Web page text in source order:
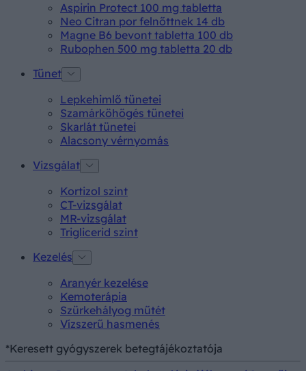
Aspirin Protect 100 mg tabletta
Neo Citran por felnőttnek 14 db
Magne B6 bevont tabletta 100 db
Rubophen 500 mg tabletta 20 db
Tünet
Lepkehimlő tünetei
Szamárköhögés tünetei
Skarlát tünetei
Alacsony vérnyomás
Vizsgálat
Kortizol szint
CT-vizsgálat
MR-vizsgálat
Triglicerid szint
Kezelés
Aranyér kezelése
Kemoterápia
Szürkehályog műtét
Vízszerű hasmenés
*Keresett gyógyszerek betegtájékoztatója